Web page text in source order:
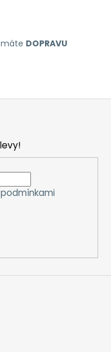
máte DOPRAVU
podmínkami